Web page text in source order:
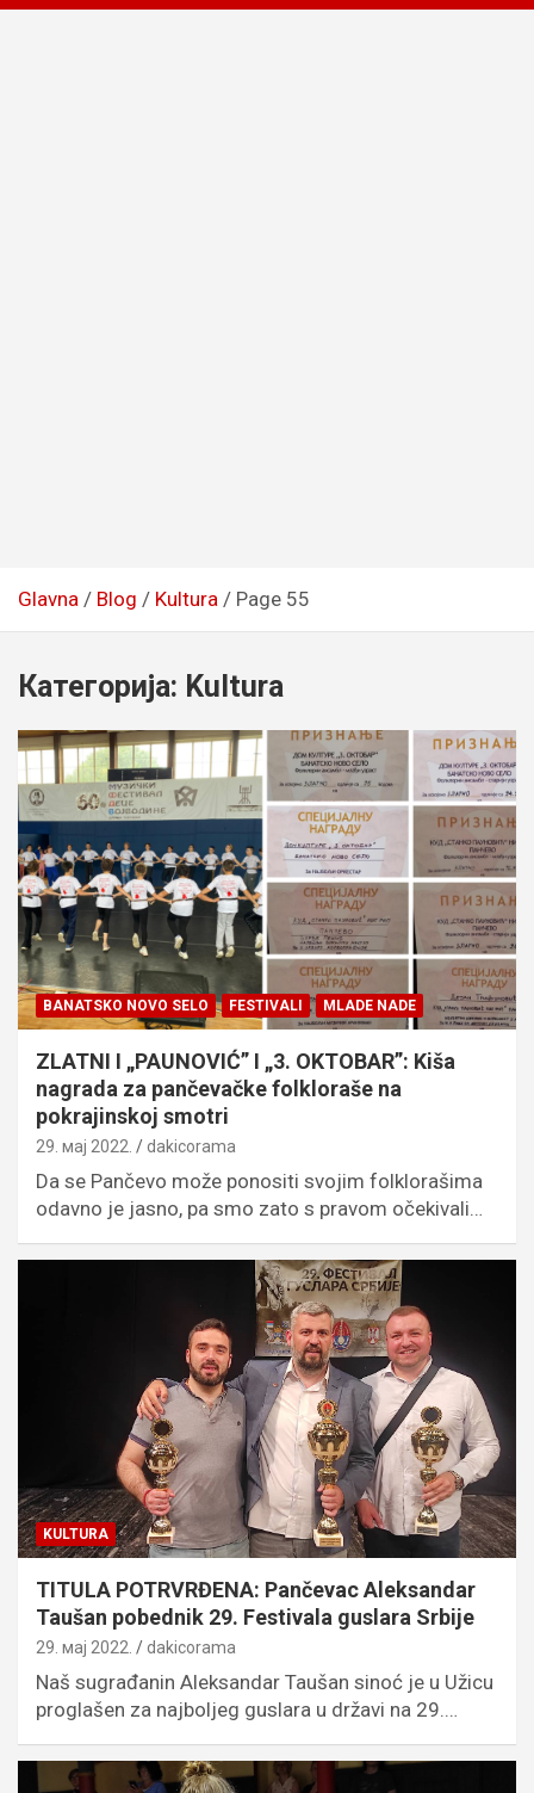
Glavna Blog Kultura Page 55
Категорија: Kultura
BANATSKO NOVO SELO FESTIVALI MLADE NADE
ZLATNI I „PAUNOVIĆ” I „3. OKTOBAR”: Kiša
nagrada za pančevačke folkloraše na
pokrajinskoj smotri
29. мај 2022. dakicorama
Da se Pančevo može ponositi svojim folklorašima
odavno je jasno, pa smo zato s pravom očekivali…
KULTURA
TITULA POTRVRĐENA: Pančevac Aleksandar
Taušan pobednik 29. Festivala guslara Srbije
29. мај 2022. dakicorama
Naš sugrađanin Aleksandar Taušan sinoć je u Užicu
proglašen za najboljeg guslara u državi na 29.…